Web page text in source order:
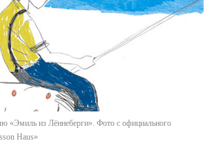
«Эмиль из Лённеберги». Фото с официального
Haus»